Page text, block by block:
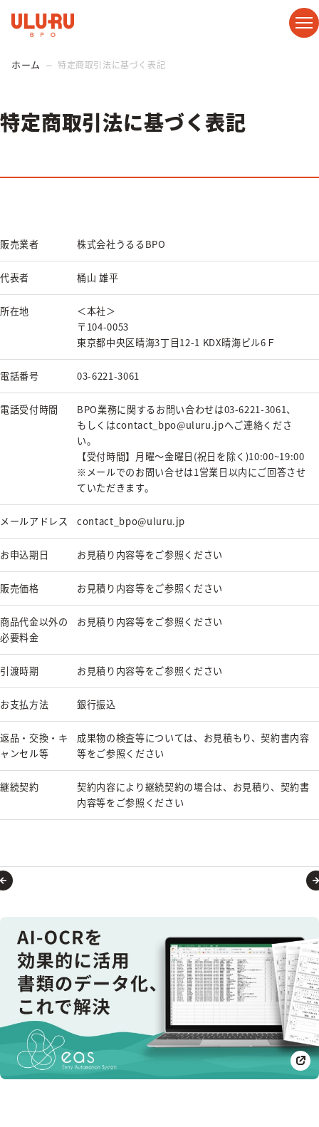
特定商取引法に基づく表記
ホーム 特定商取引法に基づく表記
販売業者 株式会社うるるBPO
代表者 桶山 雄平
所在地
＜本社＞
〒104-0053
東京都中央区晴海3丁目12-1 KDX晴海ビル6Ｆ
電話番号 03-6221-3061
電話受付時間
BPO業務に関するお問い合わせは03-6221-3061、
もしくはcontact_bpo@uluru.jpへご連絡くださ
い。
【受付時間】月曜〜金曜日(祝日を除く)10:00~19:00
※メールでのお問い合せは1営業日以内にご回答させ
ていただきます。
メールアドレス contact_bpo@uluru.jp
お申込期日 お見積り内容等をご参照ください
販売価格 お見積り内容等をご参照ください
商品代金以外の
必要料金
お見積り内容等をご参照ください
引渡時期 お見積り内容等をご参照ください
お支払方法 銀行振込
返品・交換・キ
ャンセル等
成果物の検査等については、お見積もり、契約書内容
等をご参照ください
継続契約
契約内容により継続契約の場合は、お見積り、契約書
内容等をご参照ください